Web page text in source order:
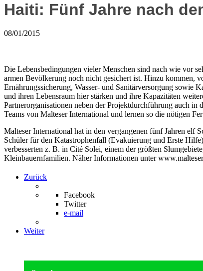
Haiti: Fünf Jahre nach
08/01/2015
Die Lebensbedingungen vieler Menschen sind nach wie vor
armen Bevölkerung noch nicht gesichert ist. Hinzu kommen,
Ernährungssicherung, Wasser- und Sanitärversorgung sowie
und ihren Lebensraum hier stärken und ihre Kapazitäten
Partnerorganisationen neben der Projektdurchführung auch
Teams von Malteser International und lernen so die nötigen
Malteser International hat in den vergangenen fünf Jahren elf
Schüler für den Katastrophenfall (Evakuierung und Erste
verbesserten z. B. in Cité Solei, einem der größten
Kleinbauernfamilien. Näher Informationen unter
Zurück
Facebook
Twitter
e-mail
Weiter